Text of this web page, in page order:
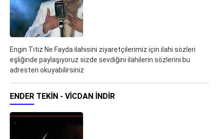
Engin Titiz Ne Fayda ilahisini ziyaretçilerimiz için ilahi sözleri
eşliğinde paylaşıyoruz sizde sevdiğini ilahilerin sözlerini bu
adresten okuyabilirsiniz
ENDER TEKIN - VICDAN İNDIR